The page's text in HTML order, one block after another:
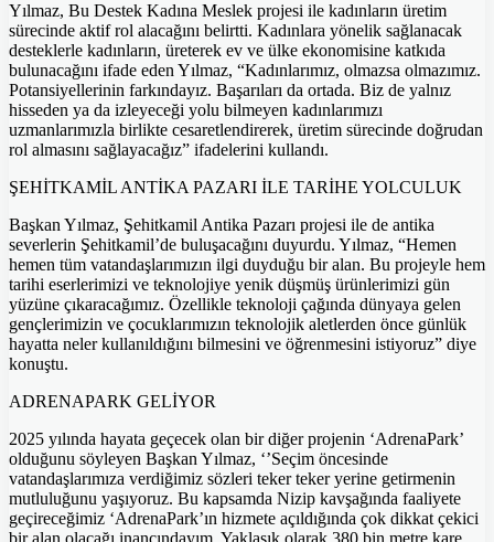
Yılmaz, Bu Destek Kadına Meslek projesi ile kadınların üretim
sürecinde aktif rol alacağını belirtti. Kadınlara yönelik sağlanacak
desteklerle kadınların, üreterek ev ve ülke ekonomisine katkıda
bulunacağını ifade eden Yılmaz, “Kadınlarımız, olmazsa olmazımız.
Potansiyellerinin farkındayız. Başarıları da ortada. Biz de yalnız
hisseden ya da izleyeceği yolu bilmeyen kadınlarımızı
uzmanlarımızla birlikte cesaretlendirerek, üretim sürecinde doğrudan
rol almasını sağlayacağız” ifadelerini kullandı.
ŞEHİTKAMİL ANTİKA PAZARI İLE TARİHE YOLCULUK
Başkan Yılmaz, Şehitkamil Antika Pazarı projesi ile de antika
severlerin Şehitkamil’de buluşacağını duyurdu. Yılmaz, “Hemen
hemen tüm vatandaşlarımızın ilgi duyduğu bir alan. Bu projeyle hem
tarihi eserlerimizi ve teknolojiye yenik düşmüş ürünlerimizi gün
yüzüne çıkaracağımız. Özellikle teknoloji çağında dünyaya gelen
gençlerimizin ve çocuklarımızın teknolojik aletlerden önce günlük
hayatta neler kullanıldığını bilmesini ve öğrenmesini istiyoruz” diye
konuştu.
ADRENAPARK GELİYOR
2025 yılında hayata geçecek olan bir diğer projenin ‘AdrenaPark’
olduğunu söyleyen Başkan Yılmaz, ‘’Seçim öncesinde
vatandaşlarımıza verdiğimiz sözleri teker teker yerine getirmenin
mutluluğunu yaşıyoruz. Bu kapsamda Nizip kavşağında faaliyete
geçireceğimiz ‘AdrenaPark’ın hizmete açıldığında çok dikkat çekici